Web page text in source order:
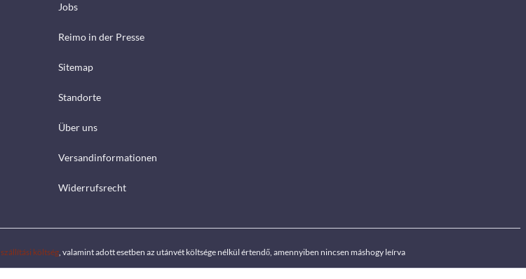
Jobs
Reimo in der Presse
Sitemap
Standorte
Über uns
Versandinformationen
Widerrufsrecht
szállítási költség , valamint adott esetben az utánvét költsége nélkül értendő, amennyiben nincsen máshogy leírva